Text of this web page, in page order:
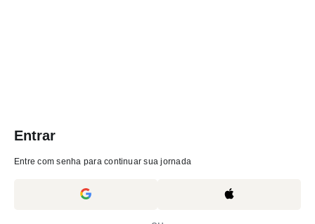
Entrar
Entre com senha para continuar sua jornada